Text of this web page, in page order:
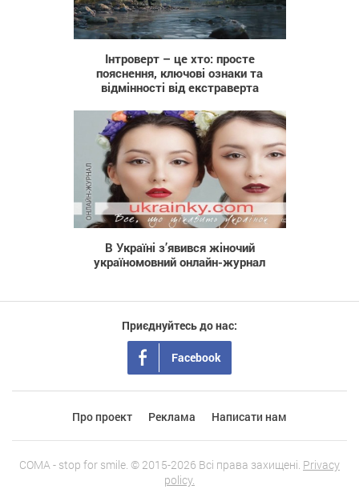
Інтроверт – це хто: просте
пояснення, ключові ознаки та
відмінності від екстраверта
831
В Україні з’явився жіночий
україномовний онлайн-журнал
Приєднуйтесь до нас:
Facebook
Про проект Реклама Написати нам
COMA - stop for smile. © 2015-2026 Всі права захищені. Privacy
policy.